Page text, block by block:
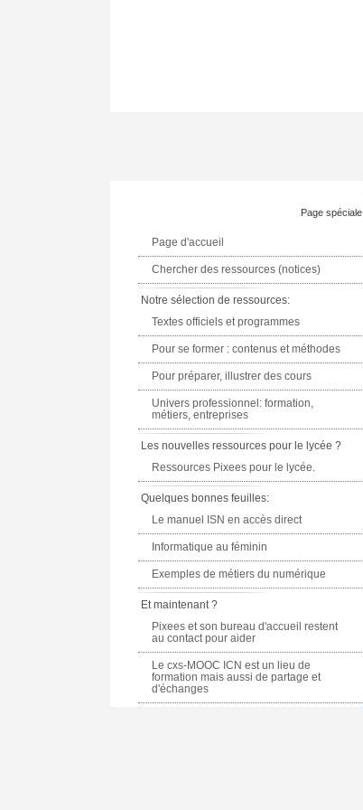
Page spéciale
Page d'accueil
Chercher des ressources (notices)
Notre sélection de ressources:
Textes officiels et programmes
Pour se former : contenus et méthodes
Pour préparer, illustrer des cours
Univers professionnel: formation,
métiers, entreprises
Les nouvelles ressources pour le lycée ?
Ressources Pixees pour le lycée.
Quelques bonnes feuilles:
Le manuel ISN en accès direct
Informatique au féminin
Exemples de métiers du numérique
Et maintenant ?
Pixees et son bureau d'accueil restent
au contact pour aider
Le cxs-MOOC ICN est un lieu de
formation mais aussi de partage et
d'échanges